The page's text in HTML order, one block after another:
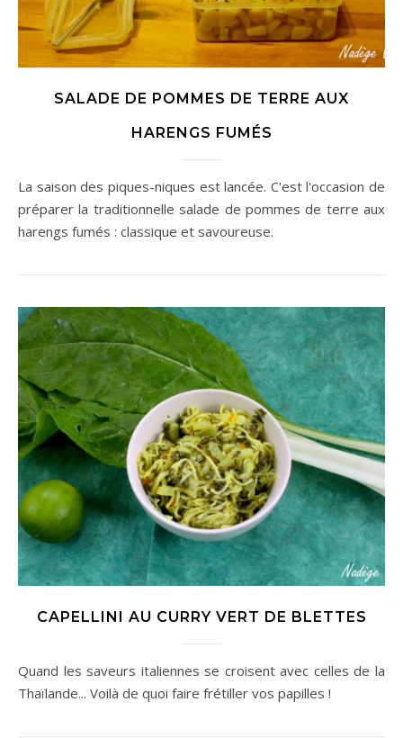
SALADE DE POMMES DE TERRE AUX
HARENGS FUMÉS
La saison des piques-niques est lancée. C'est l'occasion de
préparer la traditionnelle salade de pommes de terre aux
harengs fumés : classique et savoureuse.
CAPELLINI AU CURRY VERT DE BLETTES
Quand les saveurs italiennes se croisent avec celles de la
Thaïlande... Voilà de quoi faire frétiller vos papilles !